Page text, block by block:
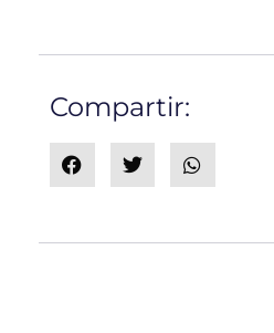
Compartir: